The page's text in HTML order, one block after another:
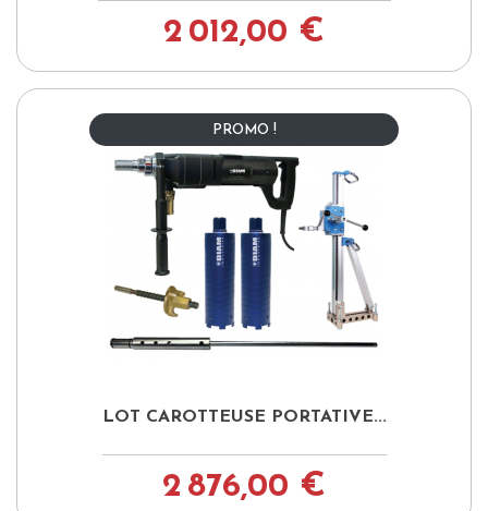
2 012,00 €
LOT CAROTTEUSE PORTATIVE...
2 876,00 €
PROMO !